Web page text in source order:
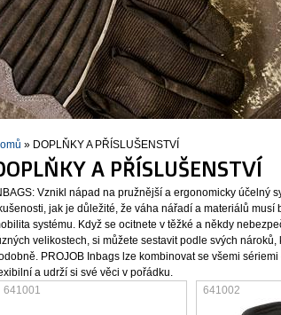
» DOPLŇKY A PŘÍSLUŠENSTVÍ
A PŘÍSLUŠENSTVÍ
Vznikl nápad na pružnější a ergonomicky účelný
jak je důležité, že váha nářadí a materiálů
systému. Když se ocitnete v těžké a někdy
velikostech, si můžete sestavit podle svých
PROJOB Inbags lze kombinovat se všemi
a udrží si své věci v pořádku.
641001
641002